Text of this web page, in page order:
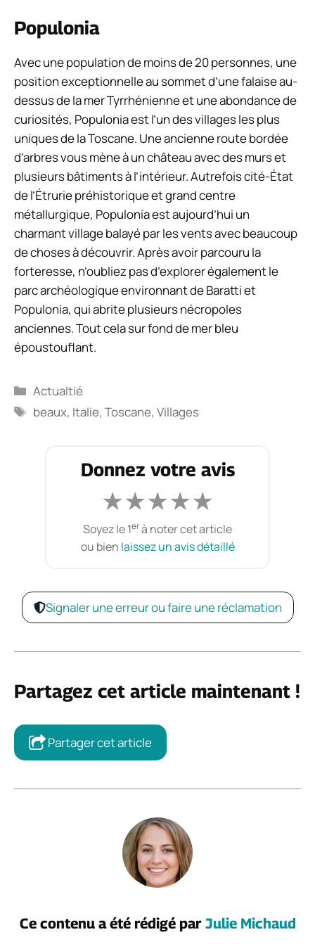
Populonia
Avec une population de moins de 20 personnes, une
position exceptionnelle au sommet d’une falaise au-
dessus de la mer Tyrrhénienne et une abondance de
curiosités, Populonia est l’un des villages les plus
uniques de la Toscane. Une ancienne route bordée
d’arbres vous mène à un château avec des murs et
plusieurs bâtiments à l’intérieur. Autrefois cité-État
de l’Étrurie préhistorique et grand centre
métallurgique, Populonia est aujourd’hui un
charmant village balayé par les vents avec beaucoup
de choses à découvrir. Après avoir parcouru la
forteresse, n’oubliez pas d’explorer également le
parc archéologique environnant de Baratti et
Populonia, qui abrite plusieurs nécropoles
anciennes. Tout cela sur fond de mer bleu
époustouflant.
Catégories
Actualtié
Étiquettes
beaux, Italie,Toscane,Villages
Donnez votre avis
★★★★★
Soyez le 1erà noter cet article
ou bien laissez un avis détaillé
Signaler une erreur ou faire une réclamation
Partagez cet article maintenant !
Partager cet article
Ce contenu a été rédigé par Julie Michaud